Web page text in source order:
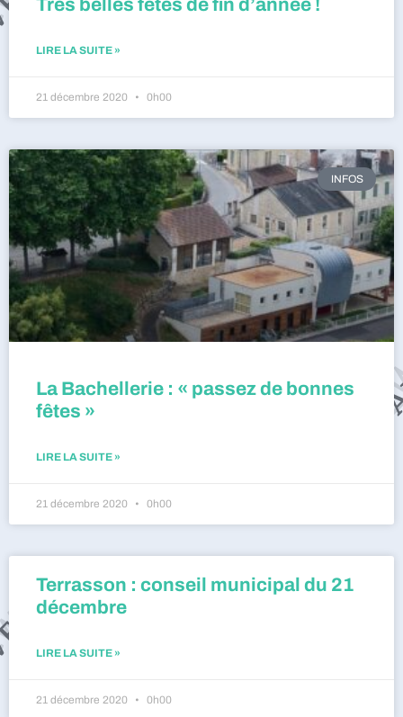
Très belles fêtes de fin d’année !
LIRE LA SUITE »
21 décembre 2020 0h00
INFOS
La Bachellerie : « passez de bonnes
fêtes »
LIRE LA SUITE »
21 décembre 2020 0h00
Terrasson : conseil municipal du 21
décembre
LIRE LA SUITE »
21 décembre 2020 0h00